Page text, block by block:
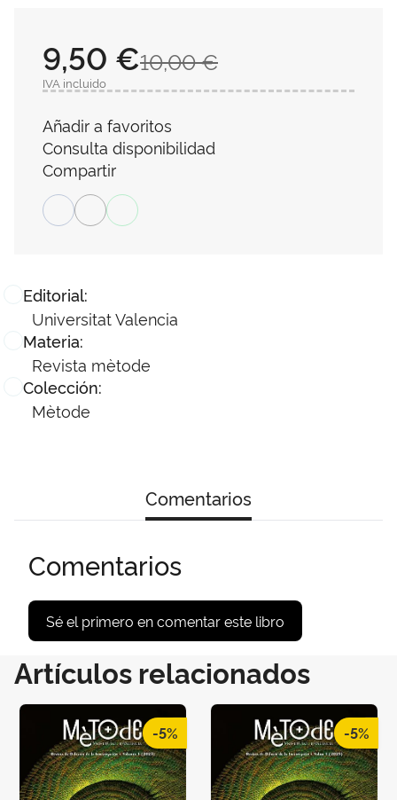
Editorial:
Universitat Valencia
Materia:
Revista mètode
Colección:
Mètode
10,00 €
9,50 €
IVA incluido
Añadir a favoritos
Consulta disponibilidad
Compartir
Comentarios
Comentarios
Sé el primero en comentar este libro
Artículos relacionados
-5% -5%